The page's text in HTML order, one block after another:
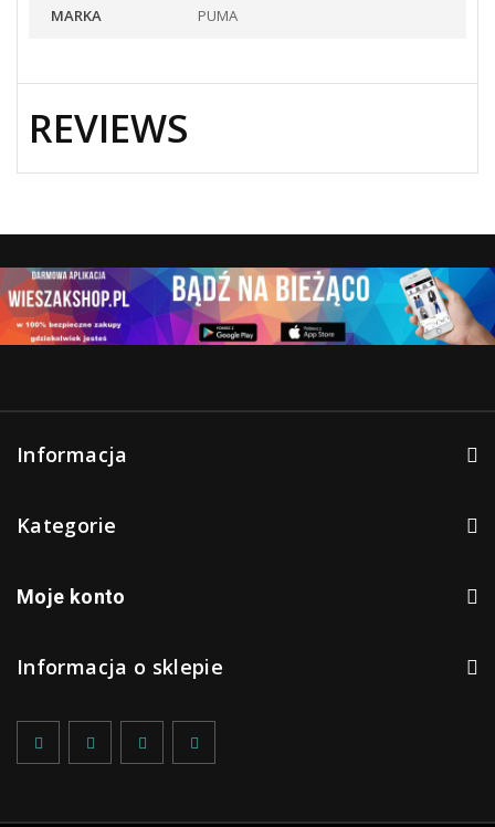
MARKA PUMA
REVIEWS
Informacja
Kategorie
Moje konto
Informacja o sklepie